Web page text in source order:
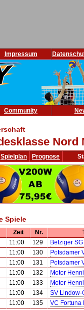
Impressum
Community
Nord
Spielplan Prognose
Spiele
Zeit Nr.
11:00 129
Belziger
11:00 130
Potsdamer
11:00 131
Potsdamer
11:00 132
Motor
11:00 133
Motor
11:00 134
SV Lindow-
11:00 135 VC Fortuna